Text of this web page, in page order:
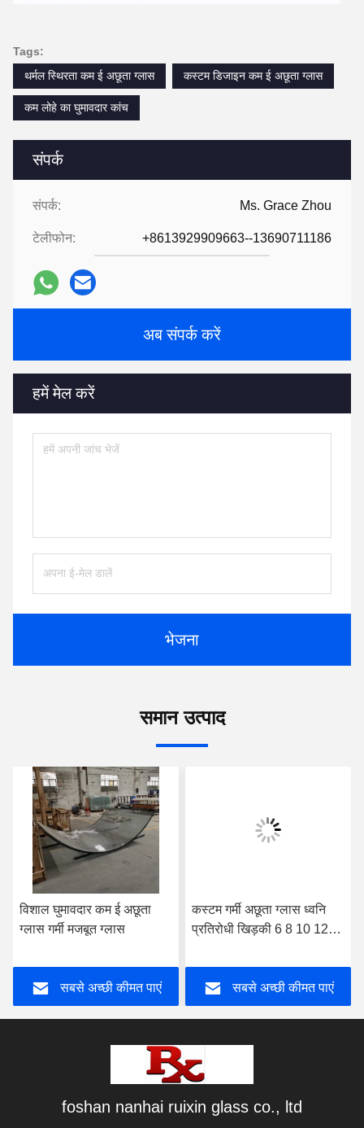
संपर्क
संपर्क: Ms. Grace Zhou
टेलीफोन: +8613929909663--13690711186
अब संपर्क करें
हमें मेल करें
भेजना
Tags:
थर्मल स्थिरता कम ई अछूता ग्लास
कस्टम डिजाइन कम ई अछूता ग्लास
कम लोहे का घुमावदार कांच
समान उत्पाद
विशाल घुमावदार कम ई अछूता
ग्लास गर्मी मजबूत ग्लास
सबसे अच्छी कीमत पाएं
कस्टम गर्मी अछूता ग्लास ध्वनि
प्रतिरोधी खिड़की 6 8 10 12
सबसे अच्छी कीमत पाएं
foshan nanhai ruixin glass co., ltd